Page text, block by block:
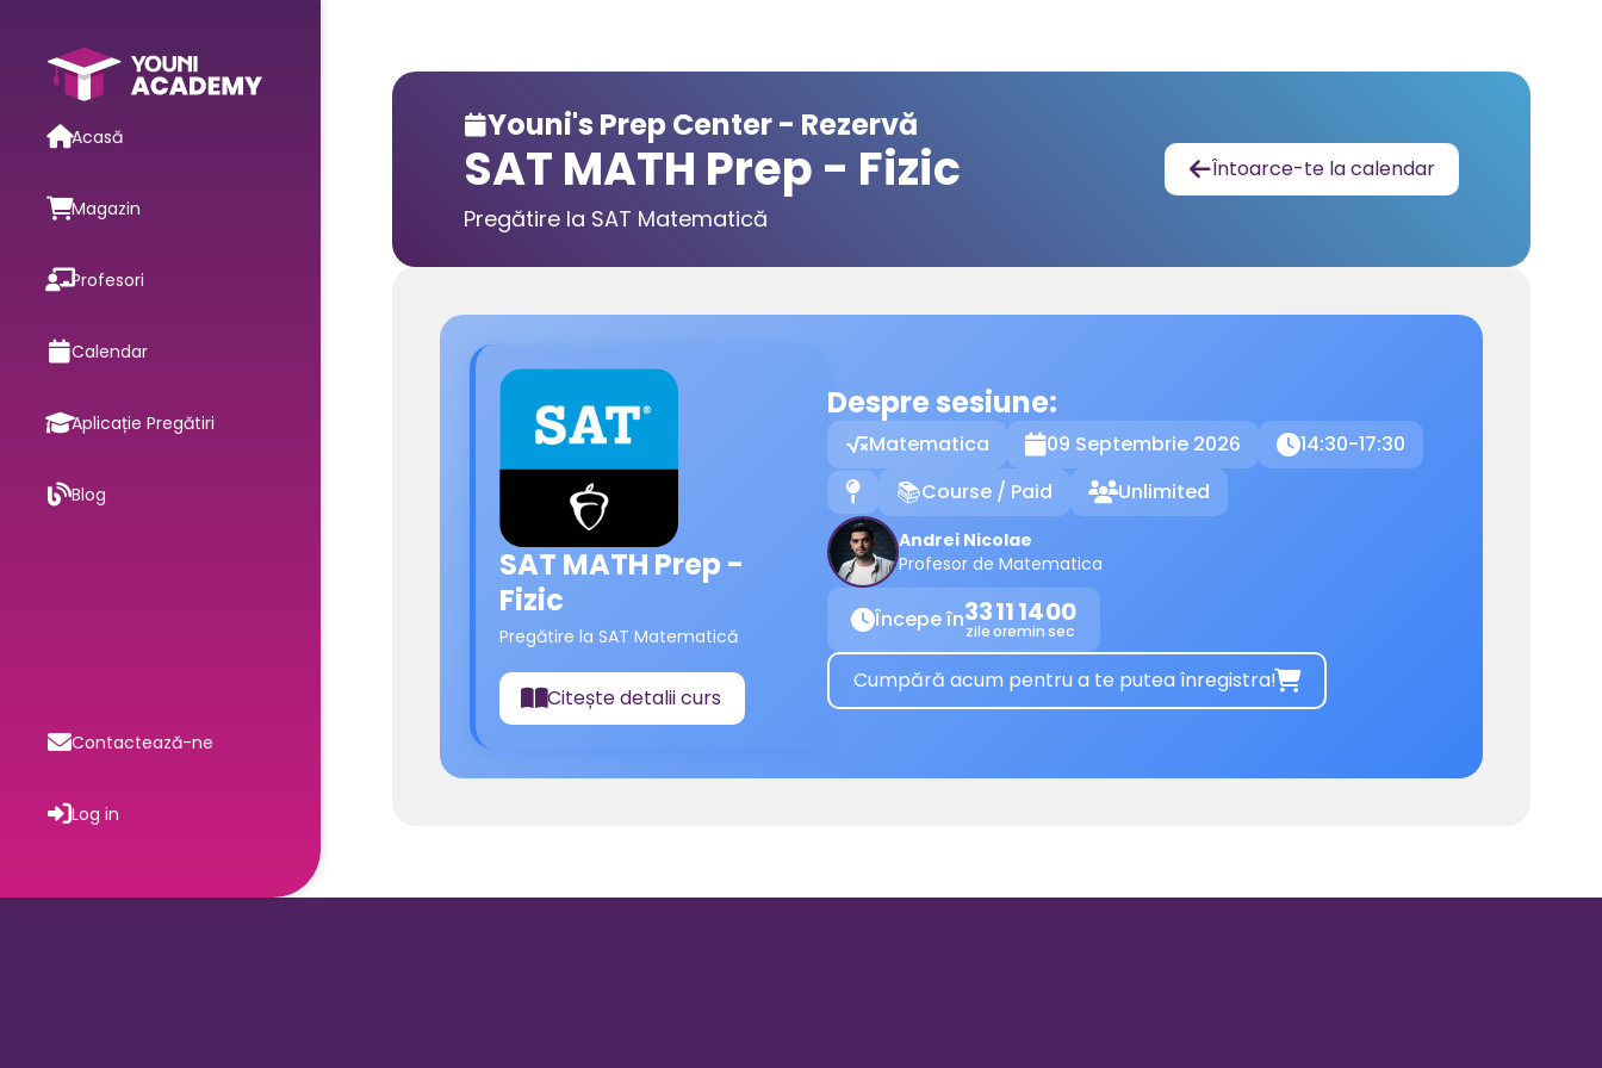
Acasă
Magazin
Profesori
Calendar
Aplicație Pregătiri
Blog
Contactează-ne
Log in
Youni's Prep Center - Rezervă
SAT MATH Prep - Fizic
Pregătire la SAT Matematică
Întoarce-te la calendar
SAT MATH Prep -
Fizic
Pregătire la SAT Matematică
📖Citește detalii curs
Despre sesiune:
Matematica 09 Septembrie 2026 14:30-17:30
📍 📚Course / Paid Unlimited
Andrei Nicolae
Profesor de Matematica
Începe în33
zile
11
ore
14
min
00
sec
Cumpără acum pentru a te putea înregistra!